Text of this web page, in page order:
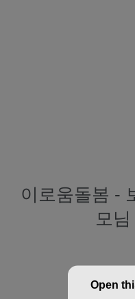
이로움돌봄 -
모